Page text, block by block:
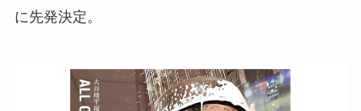
に先発決定。